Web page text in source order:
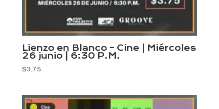
Lienzo en Blanco – Cine | Miércoles
26 junio | 6:30 P.M.
$3.75